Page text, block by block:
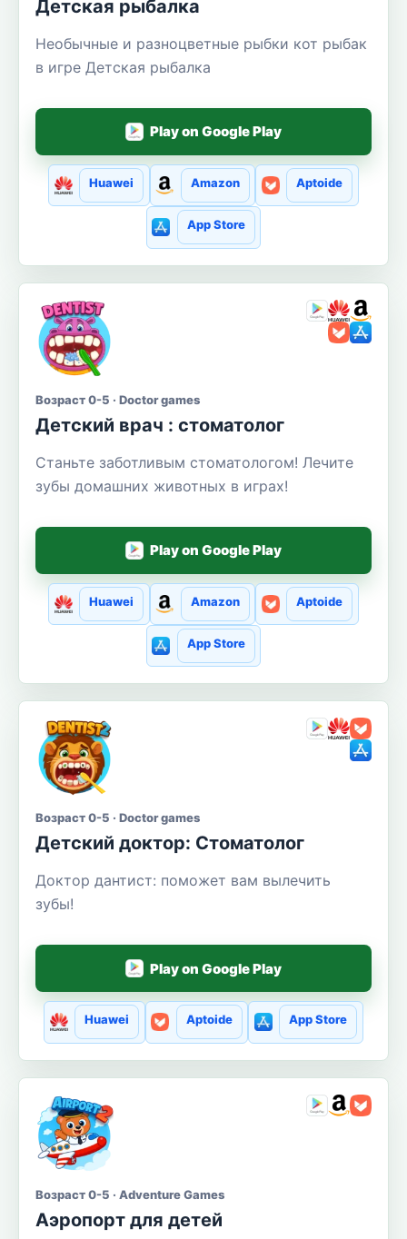
Детская рыбалка
Необычные и разноцветные рыбки кот рыбак
в игре Детская рыбалка
Play on Google Play
Huawei Amazon Aptoide
App Store
Возраст 0-5 · Doctor games
Детский врач : стоматолог
Станьте заботливым стоматологом! Лечите
зубы домашних животных в играх!
Play on Google Play
Huawei Amazon Aptoide
App Store
Возраст 0-5 · Doctor games
Детский доктор: Стоматолог
Доктор дантист: поможет вам вылечить
зубы!
Play on Google Play
Huawei Aptoide App Store
Возраст 0-5 · Adventure Games
Аэропорт для детей